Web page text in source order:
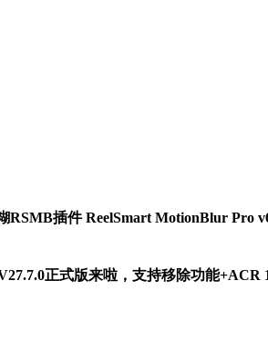
RSMB插件 ReelSmart MotionBlur Pro
正式版来啦，支持移除功能+ACR